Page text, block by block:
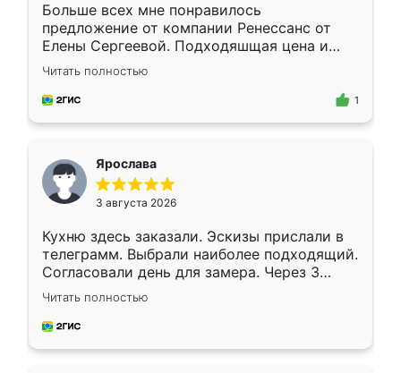
Больше всех мне понравилось
предложение от компании Ренессанс от
Елены Сергеевой. Подходяшщая цена и
короткие сроки изготовления. Приехавший
для замера сотрудник Владислав
предложил по моему эскизу самый
Читать полностью
1
Ярослава
3 августа 2026
Кухню здесь заказали. Эскизы прислали в
телеграмм. Выбрали наиболее подходящий.
Согласовали день для замера. Через 3
недели кухня была уже готова. Остались
довольны работой. Спасибо Ренессанс
мебель за качественную работу!
Читать полностью